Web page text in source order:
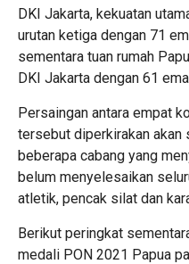
DKI Jakarta, kekuatan
urutan ketiga dengan 71
sementara tuan rumah
DKI Jakarta dengan 61
Persaingan antara empat
tersebut diperkirakan akan
beberapa cabang yang
belum menyelesaikan
atletik, pencak silat dan
Berikut peringkat
medali PON 2021 Papua